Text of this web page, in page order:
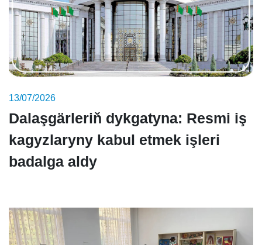
13/07/2026
Dalaşgärleriň dykgatyna: Resmi iş
kagyzlaryny kabul etmek işleri
badalga aldy